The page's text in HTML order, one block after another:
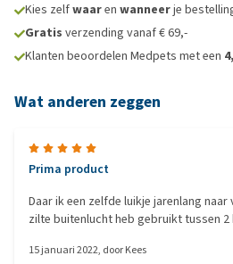
Kies zelfwaaren wanneerje
Gratis verzending vanaf € 69,-
Klanten beoordelen Medpets met een
Wat anderen zeggen
Prima product
Daar ik een zelfde luikje jarenlang
zilte buitenlucht heb gebruikt tussen
oude ging stuk bij het verwijderen
15 januari 2022, doorKees